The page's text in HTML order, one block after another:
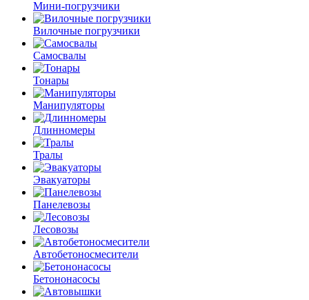
Мини-погрузчики
Вилочные погрузчики
Самосвалы
Тонары
Манипуляторы
Длинномеры
Тралы
Эвакуаторы
Панелевозы
Лесовозы
Автобетоно­смесители
Бетононасосы